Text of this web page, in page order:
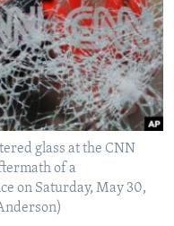
glass at the CNN
of a
on Saturday, May 30,